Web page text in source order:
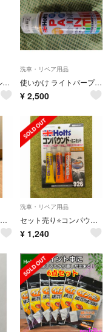
新品未開封 Holts ホルツ カラータッチ クリア A-4 上塗り
洗車・リペア用品
使いかけ ライトパープルマイカM 9AE スプレー とタッチペン ホルツ
¥ 2,500
新品２本 ホンダ ホルツ 塗料 スプレー ブリティッシュグリーン G547P
洗車・リペア用品
セット売り⭐️コンパウンド ミニセット➕コンパウンド用スポンジ(２個入り)
¥ 1,240